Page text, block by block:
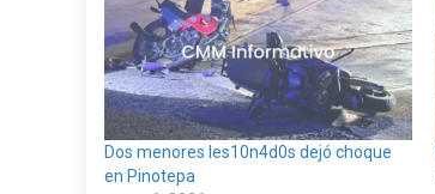
Dos menores les10n4d0s dejó choque
en Pinotepa